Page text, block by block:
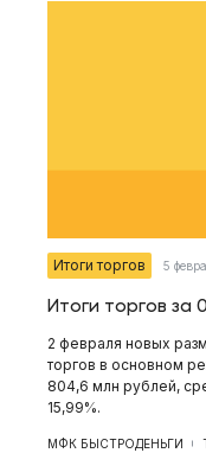
Итоги торгов 5
Итоги торгов за
2 февраля новых
торгов в основном
804,6 млн рублей,
15,99%.
МФК БЫСТРОДЕНЬГИ